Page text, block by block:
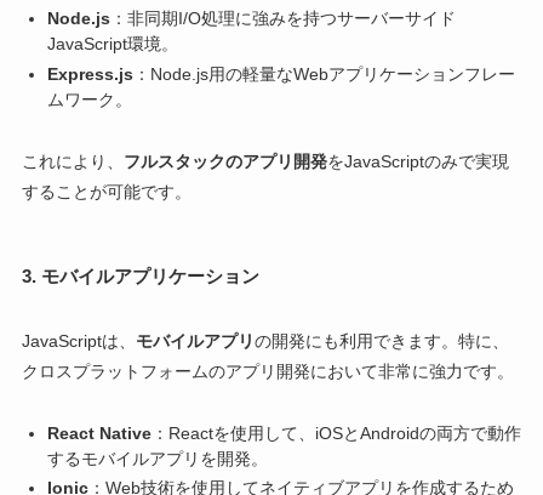
Node.js ：非同期I/O処理に強みを持つサーバーサイド
JavaScript環境。
Express.js ：Node.js用の軽量なWebアプリケーションフレー
ムワーク。
これにより、 フルスタックのアプリ開発をJavaScriptのみで実現
することが可能です。
3. モバイルアプリケーション
JavaScriptは、 モバイルアプリの開発にも利用できます。特に、
クロスプラットフォームのアプリ開発において非常に強力です。
React Native：Reactを使用して、iOSとAndroidの両方で動作
するモバイルアプリを開発。
Ionic：Web技術を使用してネイティブアプリを作成するため